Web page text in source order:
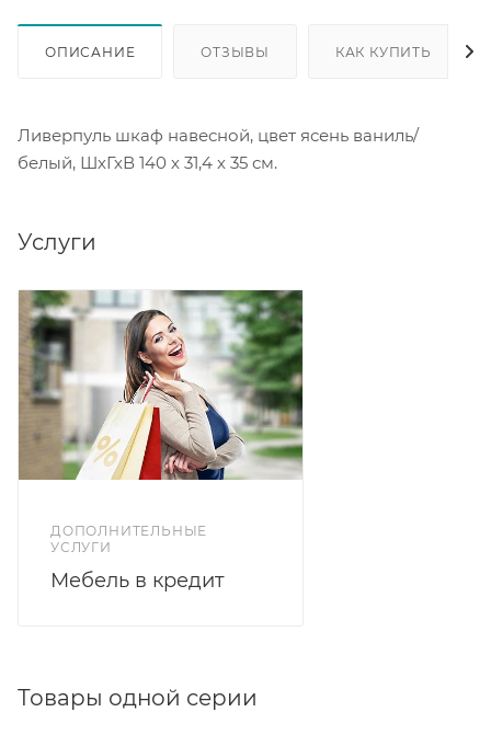
ОПИСАНИЕ ОТЗЫВЫ КАК КУПИТЬ
Ливерпуль шкаф навесной, цвет ясень ваниль/
белый, ШхГхВ 140 х 31,4 х 35 см.
Услуги
ДОПОЛНИТЕЛЬНЫЕ
УСЛУГИ
Мебель в кредит
Товары одной серии